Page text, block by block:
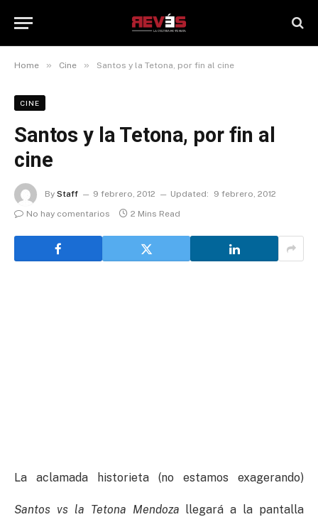
Home » Cine » Santos y la Tetona, por fin al cine
CINE
Santos y la Tetona, por fin al
cine
By Staff 9 febrero, 2012 Updated:
9 febrero, 2012
No hay comentarios
2 Mins Read
La aclamada historieta (no estamos exagerando)
Santos vs la Tetona Mendoza llegará a la pantalla